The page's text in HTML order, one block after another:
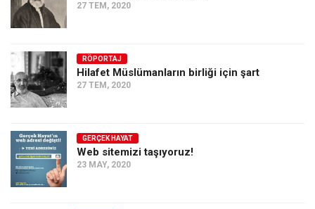
27 TEM, 2020
RÖPORTAJ
Hilafet Müslümanların birliği için şart
27 TEM, 2020
GERÇEK HAYAT
Web sitemizi taşıyoruz!
23 MAY, 2020